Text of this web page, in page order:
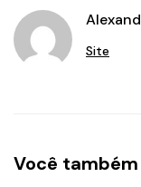
Site
Você